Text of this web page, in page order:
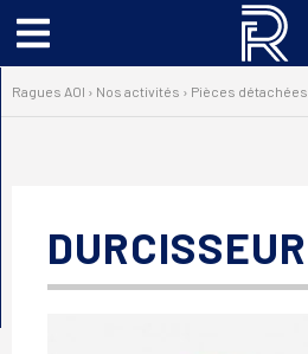
Menu
principal
Ragues AOI › Nos activités › Pièces détachées
DURCISSEUR